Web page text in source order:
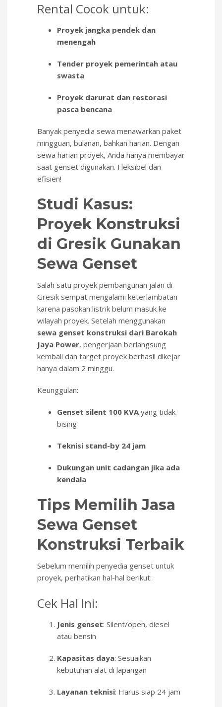
Rental Cocok untuk:
Proyek jangka pendek dan
menengah
Tender proyek pemerintah atau
swasta
Proyek darurat dan restorasi
pasca bencana
Banyak penyedia sewa menawarkan paket
mingguan, bulanan, bahkan harian. Dengan
sewa harian proyek, Anda hanya membayar
saat genset digunakan. Fleksibel dan
efisien!
Studi Kasus:
Proyek Konstruksi
di Gresik Gunakan
Sewa Genset
Salah satu proyek pembangunan jalan di
Gresik sempat mengalami keterlambatan
karena pasokan listrik belum masuk ke
wilayah proyek. Setelah menggunakan
sewa genset konstruksi dari Barokah
Jaya Power, pengerjaan berlangsung
kembali dan target proyek berhasil dikejar
hanya dalam 2 minggu.
Keunggulan:
Genset silent 100 KVAyang tidak
bising
Teknisi stand-by 24 jam
Dukungan unit cadangan jika ada
kendala
Tips Memilih Jasa
Sewa Genset
Konstruksi Terbaik
Sebelum memilih penyedia genset untuk
proyek, perhatikan hal-hal berikut:
Cek Hal Ini:
Jenis genset: Silent/open, diesel
atau bensin
Kapasitas daya: Sesuaikan
kebutuhan alat di lapangan
Layanan teknisi: Harus siap 24 jam